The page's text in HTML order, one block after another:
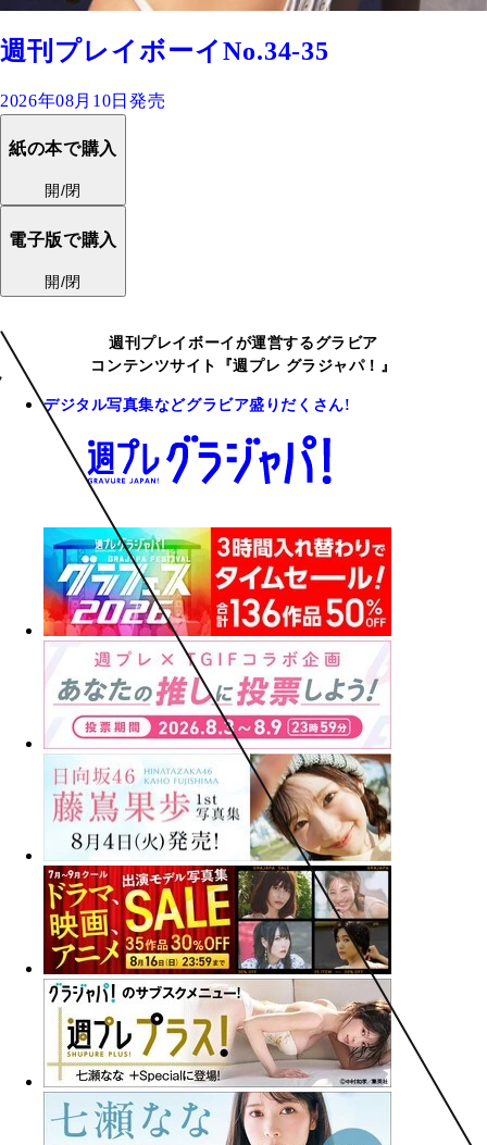
週刊プレイボーイNo.34-35
2026年08月10日発売
紙の本で購入
開/閉
電子版で購入
開/閉
週刊プレイボーイが運営するグラビア
コンテンツサイト『週プレ グラジャパ！』
デジタル写真集などグラビア盛りだくさん!